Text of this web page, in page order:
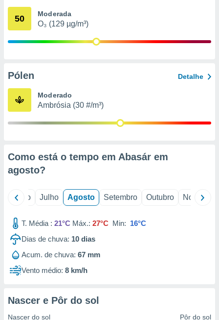
através
estudos
1199
50 Moderada
O₃ (129 µg/m³)
Pólen Detalhe
Moderado
Ambrósia (30 #/m³)
Como está o tempo em Abasár em
agosto?
Junho Julho Agosto Setembro Outubro Novembro
T. Média : 21°C Máx.: 27°C Min: 16°C
Dias de chuva: 10 dias
Acum. de chuva: 67 mm
Vento médio: 8 km/h
Nascer e Pôr do sol
Nascer do sol Pôr do sol